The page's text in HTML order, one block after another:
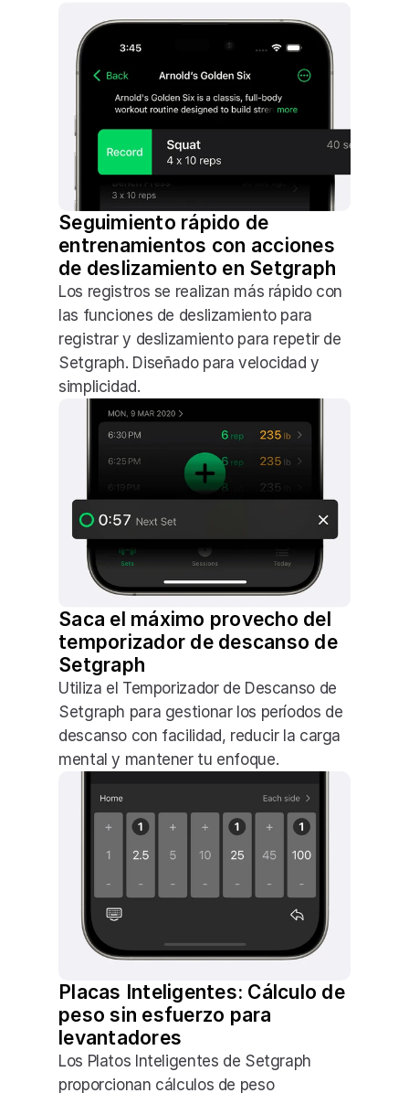
Seguimiento rápido de
entrenamientos con acciones
de deslizamiento en Setgraph
Los registros se realizan más rápido con
las funciones de deslizamiento para
registrar y deslizamiento para repetir de
Setgraph. Diseñado para velocidad y
simplicidad.
Saca el máximo provecho del
temporizador de descanso de
Setgraph
Utiliza el Temporizador de Descanso de
Setgraph para gestionar los períodos de
descanso con facilidad, reducir la carga
mental y mantener tu enfoque.
Placas Inteligentes: Cálculo de
peso sin esfuerzo para
levantadores
Los Platos Inteligentes de Setgraph
proporcionan cálculos de peso